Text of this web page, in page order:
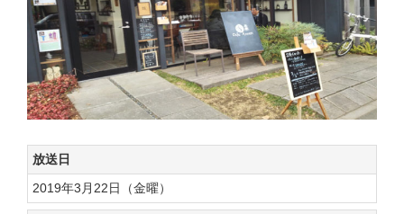
放送日
2019年3月22日（金曜）